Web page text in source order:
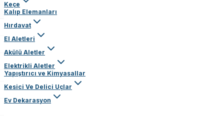
Keçe
Kalıp Elemanları
Hırdavat
El Aletleri
Akülü Aletler
Elektrikli Aletler
Yapıştırıcı ve Kimyasallar
Kesici Ve Delici Uçlar
Ev Dekarasyon